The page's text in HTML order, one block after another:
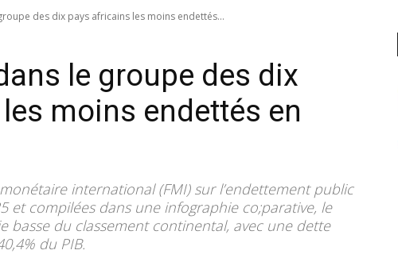
des dix pays africains les moins endettés...
le groupe des dix
moins endettés en
international (FMI) sur l’endettement public
et compilées dans une infographie co;parative, le
basse du classement continental, avec une dette
du PIB.